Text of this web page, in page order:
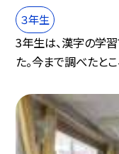
３年生
3年生は、漢字の学
た。今まで調べたと